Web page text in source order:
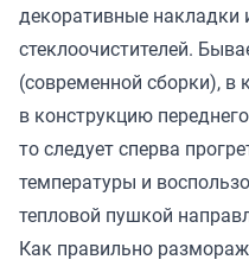
декоративные накладки
стеклоочистителей.
(современной сборки), в
в конструкцию
то следует сперва
температуры и
тепловой пушкой
Как правильно